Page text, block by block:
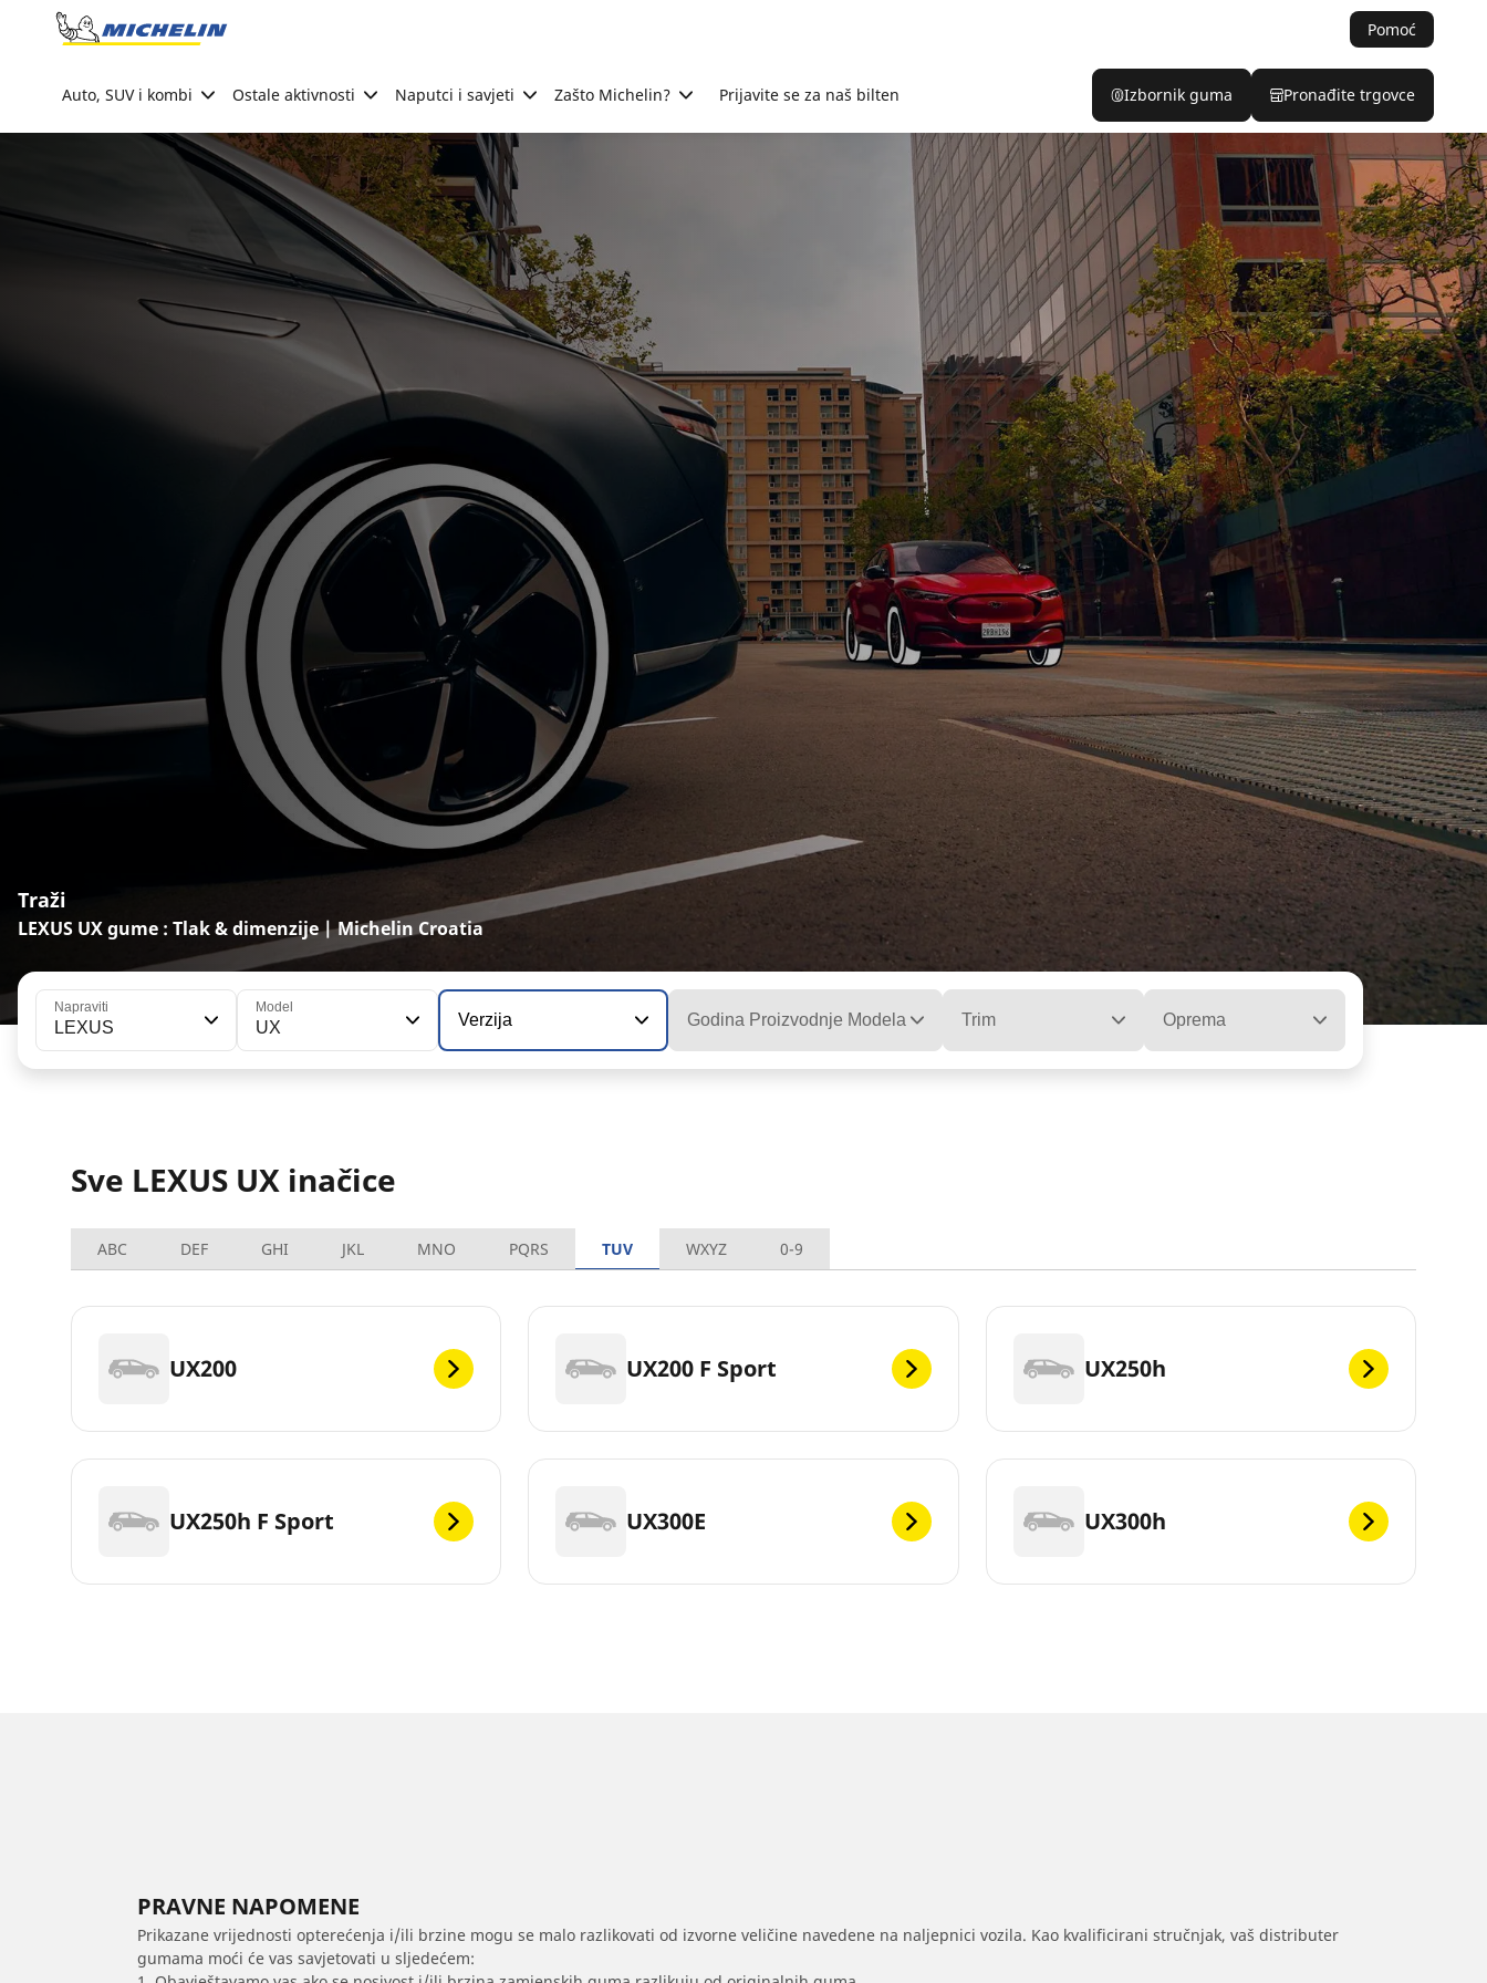
Go to page content
Pomoć
Auto, SUV i kombi Ostale aktivnosti Naputci i savjeti Zašto Michelin? Prijavite se za naš bilten Izbornik guma Pronađite trgovce
Traži
LEXUS UX gume : Tlak & dimenzije | Michelin Croatia
Napraviti
LEXUS
Model
UX Verzija Godina Proizvodnje Modela Trim Oprema
Sve LEXUS UX inačice
ABC DEF GHI JKL MNO PQRS TUV WXYZ 0-9
UX200 UX200 F Sport UX250h
UX250h F Sport UX300E UX300h
PRAVNE NAPOMENE
Prikazane vrijednosti opterećenja i/ili brzine mogu se malo razlikovati od izvorne veličine navedene na naljepnici vozila. Kao kvalificirani stručnjak, vaš distributer
gumama moći će vas savjetovati u sljedećem: